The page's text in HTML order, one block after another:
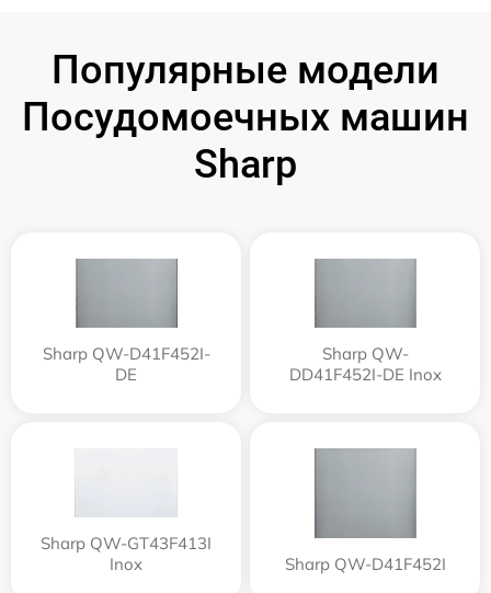
Популярные модели
Посудомоечных машин
Sharp
Sharp QW-D41F452I-
DE
Sharp QW-
DD41F452I-DE Inox
Sharp QW-GT43F413I
Inox
Sharp QW-D41F452I